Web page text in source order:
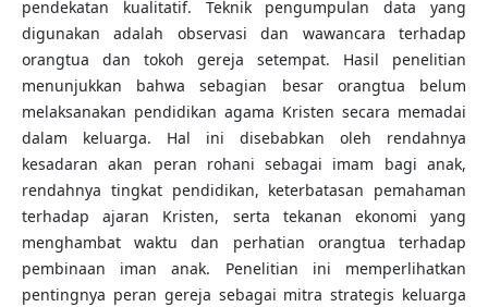
pendekatan kualitatif. Teknik pengumpulan data yang
digunakan adalah observasi dan wawancara terhadap
orangtua dan tokoh gereja setempat. Hasil penelitian
menunjukkan bahwa sebagian besar orangtua belum
melaksanakan pendidikan agama Kristen secara memadai
dalam keluarga. Hal ini disebabkan oleh rendahnya
kesadaran akan peran rohani sebagai imam bagi anak,
rendahnya tingkat pendidikan, keterbatasan pemahaman
terhadap ajaran Kristen, serta tekanan ekonomi yang
menghambat waktu dan perhatian orangtua terhadap
pembinaan iman anak. Penelitian ini memperlihatkan
pentingnya peran gereja sebagai mitra strategis keluarga